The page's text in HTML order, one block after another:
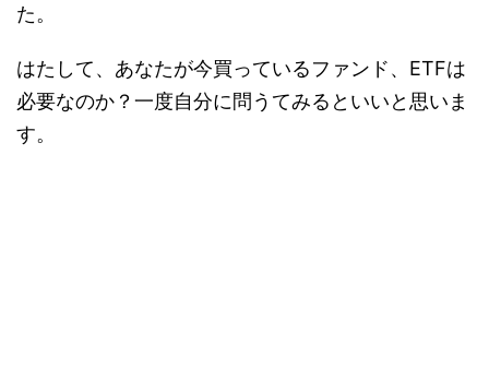
た。
はたして、あなたが今買っているファンド、ETFは
必要なのか？一度自分に問うてみるといいと思いま
す。